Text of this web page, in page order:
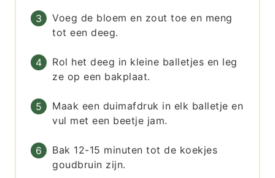
Voeg de bloem en zout toe en meng
tot een deeg.
Rol het deeg in kleine balletjes en leg
ze op een bakplaat.
Maak een duimafdruk in elk balletje en
vul met een beetje jam.
Bak 12-15 minuten tot de koekjes
goudbruin zijn.